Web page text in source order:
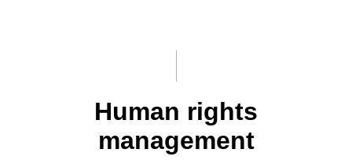
performance indicatorsHuman rights
management